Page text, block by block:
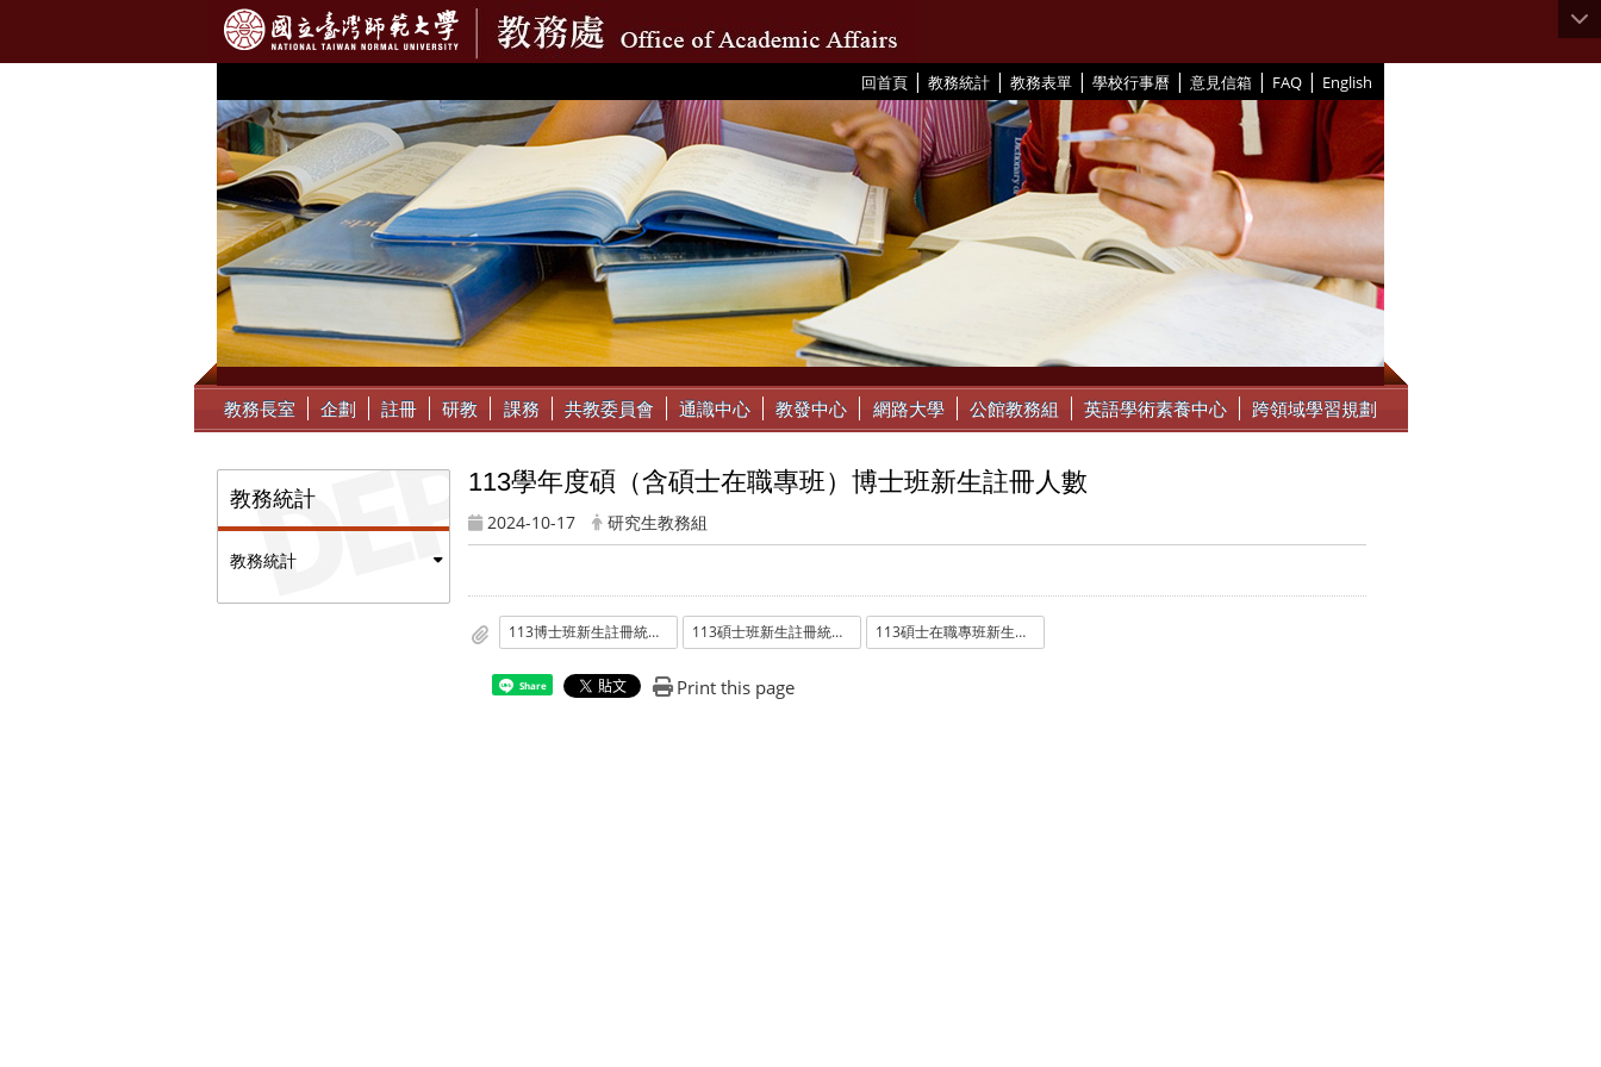
回首頁 | 教務統計 | 教務表單 | 學校行事曆 | 意見信箱 | FAQ | English
::: 教務長室 企劃 註冊 研教 課務 共教委員會 通識中心 教發中心 網路大學 公館教務組 英語學術素養中心 跨領域學習規劃
教務統計
教務統計
113學年度碩（含碩士在職專班）博士班新生註冊人數
2024-10-17 研究生教務組
113博士班新生註冊統計1106.pdf 113碩士班新生註冊統計1106.pdf 113碩士在職專班新生註冊統計1024.pdf
Share Print this page